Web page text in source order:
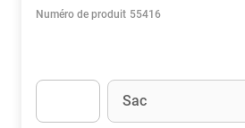
Numéro de produit 55416
Unité
Sac